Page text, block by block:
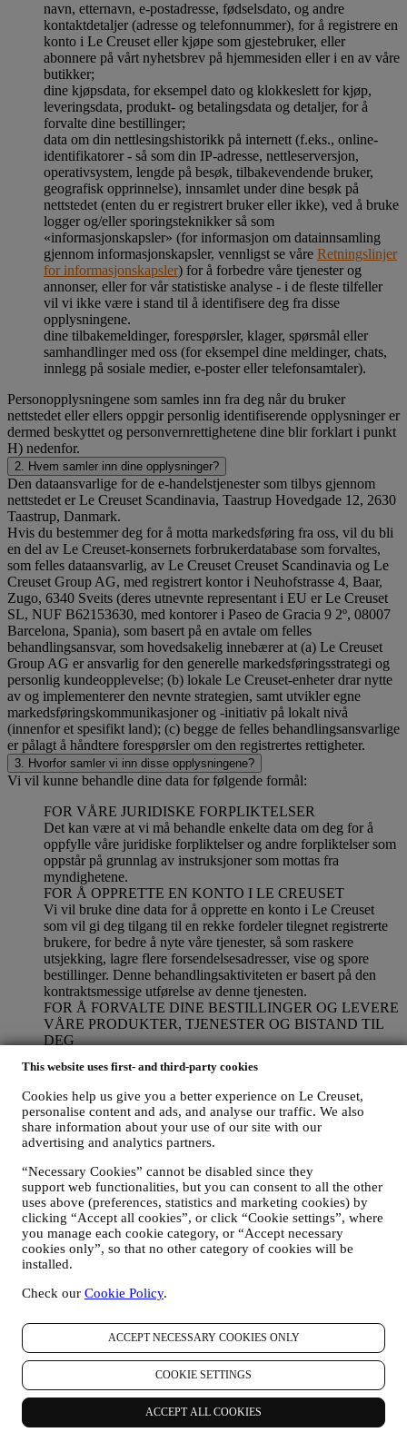
This website uses first- and third-party cookies
Cookies help us give you a better experience on Le Creuset,
personalise content and ads, and analyse our traffic. We also
share information about your use of our site with our
advertising and analytics partners.
“Necessary Cookies” cannot be disabled since they
support web functionalities, but you can consent to all the other
uses above (preferences, statistics and marketing cookies) by
clicking “Accept all cookies”, or click “Cookie settings”, where
you manage each cookie category, or “Accept necessary
cookies only”, so that no other category of cookies will be
installed.
Check our Cookie Policy.
ACCEPT NECESSARY COOKIES ONLY
COOKIE SETTINGS
ACCEPT ALL COOKIES
navn, etternavn, e-postadresse, fødselsdato, og andre
kontaktdetaljer (adresse og telefonnummer), for å registrere en
konto i Le Creuset eller kjøpe som gjestebruker, eller
abonnere på vårt nyhetsbrev på hjemmesiden eller i en av våre
butikker;
dine kjøpsdata, for eksempel dato og klokkeslett for kjøp,
leveringsdata, produkt- og betalingsdata og detaljer, for å
forvalte dine bestillinger;
data om din nettlesingshistorikk på internett (f.eks., online-
identifikatorer - så som din IP-adresse, nettleserversjon,
operativsystem, lengde på besøk, tilbakevendende bruker,
geografisk opprinnelse), innsamlet under dine besøk på
nettstedet (enten du er registrert bruker eller ikke), ved å bruke
logger og/eller sporingsteknikker så som
«informasjonskapsler» (for informasjon om datainnsamling
gjennom informasjonskapsler, vennligst se våre Retningslinjer
for informasjonskapsler) for å forbedre våre tjenester og
annonser, eller for vår statistiske analyse - i de fleste tilfeller
vil vi ikke være i stand til å identifisere deg fra disse
opplysningene.
dine tilbakemeldinger, forespørsler, klager, spørsmål eller
samhandlinger med oss (for eksempel dine meldinger, chats,
innlegg på sosiale medier, e-poster eller telefonsamtaler).
Personopplysningene som samles inn fra deg når du bruker
nettstedet eller ellers oppgir personlig identifiserende opplysninger er
dermed beskyttet og personvernrettighetene dine blir forklart i punkt
H) nedenfor.
2. Hvem samler inn dine opplysninger?
Den dataansvarlige for de e-handelstjenester som tilbys gjennom
nettstedet er Le Creuset Scandinavia, Taastrup Hovedgade 12, 2630
Taastrup, Danmark.
Hvis du bestemmer deg for å motta markedsføring fra oss, vil du bli
en del av Le Creuset-konsernets forbrukerdatabase som forvaltes,
som felles dataansvarlig, av Le Creuset Creuset Scandinavia og Le
Creuset Group AG, med registrert kontor i Neuhofstrasse 4, Baar,
Zugo, 6340 Sveits (deres utnevnte representant i EU er Le Creuset
SL, NUF B62153630, med kontorer i Paseo de Gracia 9 2º, 08007
Barcelona, Spania), som basert på en avtale om felles
behandlingsansvar, som hovedsakelig innebærer at (a) Le Creuset
Group AG er ansvarlig for den generelle markedsføringsstrategi og
personlig kundeopplevelse; (b) lokale Le Creuset-enheter drar nytte
av og implementerer den nevnte strategien, samt utvikler egne
markedsføringskommunikasjoner og -initiativ på lokalt nivå
(innenfor et spesifikt land); (c) begge de felles behandlingsansvarlige
er pålagt å håndtere forespørsler om den registrertes rettigheter.
3. Hvorfor samler vi inn disse opplysningene?
Vi vil kunne behandle dine data for følgende formål:
FOR VÅRE JURIDISKE FORPLIKTELSER
Det kan være at vi må behandle enkelte data om deg for å
oppfylle våre juridiske forpliktelser og andre forpliktelser som
oppstår på grunnlag av instruksjoner som mottas fra
myndighetene.
FOR Å OPPRETTE EN KONTO I LE CREUSET
Vi vil bruke dine data for å opprette en konto i Le Creuset
som vil gi deg tilgang til en rekke fordeler tilegnet registrerte
brukere, for bedre å nyte våre tjenester, så som raskere
utsjekking, lagre flere forsendelsesadresser, vise og spore
bestillinger. Denne behandlingsaktiviteten er basert på den
kontraktsmessige utførelse av denne tjenesten.
FOR Å FORVALTE DINE BESTILLINGER OG LEVERE
VÅRE PRODUKTER, TJENESTER OG BISTAND TIL
DEG
deg, dine kjøp av produkter på nettstedet og/eller i en av våre
Le Creuset butikker, din bruk av nettstedet, eventuelle
etterfølgende ettersalgsbistand, eller din deltakelse i
konkurranser. Det kan være at vi må behandle enkelte data
om deg for våre administrative formål knyttet til
kontraktsforholdet med deg inkludert regnskapsføring,
regningsutskriving og revisjon, verifisering av betalingskort,
bedrageri-screening, trygghet, sikkerhet, systemtesting,
vedlikehold, og statistisk analyse, osv. Av og til kan vi ha
behov for å kontakte deg av administrative eller driftsmessige
grunner. For eksempel, for å sende deg bekreftelse på ditt
kjøp. Vi vil også bruke dine data til å svare på dine
forespørsler som sendes gjennom våre nettstedsskjemaer eller
andre kanaler. Denne behandlingsaktiviteten er basert på den
kontraktsmessige utførelse av våre e-handelstjenester.
TILBUD PÅ LE CREUSET-PRODUKTER
Dersom du har samtykket til det (for eksempel ved å abonnere
på nyhetsbrevet vårt når du oppretter en konto på nettstedet),
vil vi sende deg markedsføringsmateriell og nyheter om
initiativer knyttet til Le Creuset, som er utarbeidet av
konsernet datterselskaper og lokale partnere, også avhengig
av dine preferanser. Vi vil kontakte deg på e-post, med